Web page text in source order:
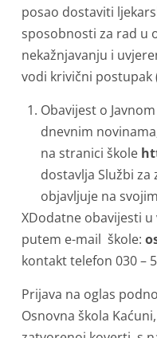
posao dostaviti
sposobnosti za rad u
nekažnjavanju i
vodi krivični postupak
Obavijest o
dnevnim
na stranici škole
dostavlja Službi za
objavljuje na
XDodatne obavijesti
putem e-mail škole:
kontakt telefon 030 –
Prijava na oglas
Osnovna škola